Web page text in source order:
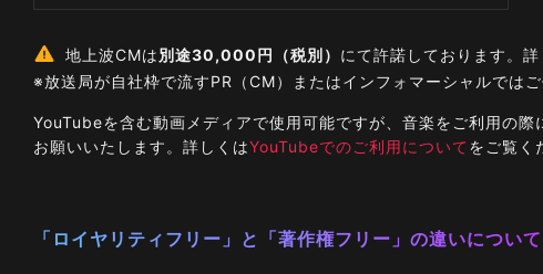
地上波CMは別途30,000円（税別） にて許諾しております。詳
※放送局が自社枠で流すPR（CM）またはインフォマーシャルではご
YouTubeを含む動画メディアで使用可能ですが、音楽をご利用の
お願いいたします。詳しくはYouTubeでのご利用についてをご覧く
「ロイヤリティフリー」と「著作権フリー」の違いについて